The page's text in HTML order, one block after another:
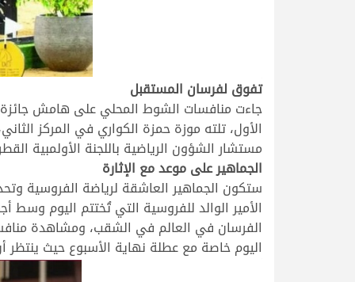
تفوق لفرسان المستقبل
الأول، تلته موزة حمزة الكواري في المركز
مستشار الشؤون الرياضية باللجنة الأولمبية
الجماهير على موعد مع الإثارة
ستكون الجماهير العاشقة لرياضة الفروسية
الأمير الوالد للفروسية التي تُختتم اليوم وسط
الفرسان في العالم في الشقب، ومشاهدة
اليوم خاصة مع عطلة نهاية الأسبوع حيث